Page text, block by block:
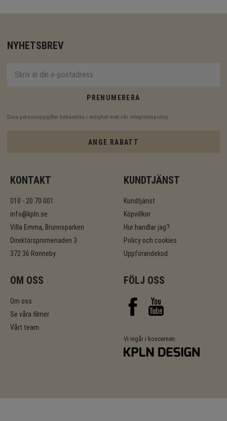
NYHETSBREV
PRENUMERERA
Dina personuppgifter behandlas i enlighet med vår integritetspolicy
ANGE RABATT
KONTAKT
010 - 20 70 001
info@kpln.se
Villa Emma, Brunnsparken
Direktörspromenaden 3
372 36 Ronneby
KUNDTJÄNST
Kundtjänst
Köpvillkor
Hur handlar jag?
Policy och cookies
Uppförandekod
OM OSS
Om oss
Se våra filmer
Vårt team
FÖLJ OSS
Vi ingår i koncernen: